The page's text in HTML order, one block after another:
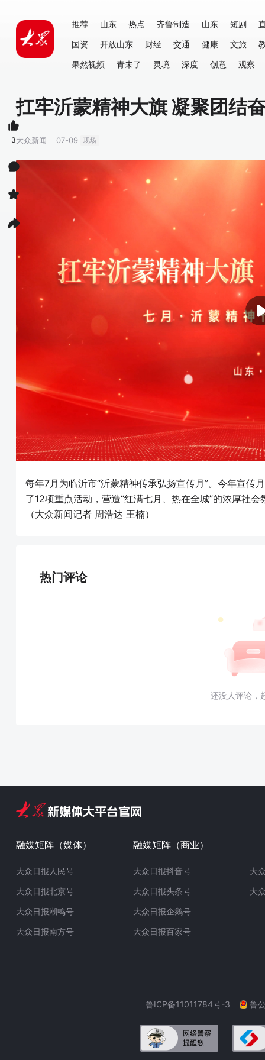
推荐 山东 热点 齐鲁制造 山东 短剧
国资
开放山东 财经 交通 健康 文旅
果然视频
青未了 灵境 深度 创意 观察
扛牢沂蒙精神大旗 凝聚团结
大众新闻 07-09 现场
每年7月为临沂市“沂蒙精神传承弘扬宣传月”。今年宣传
了12项重点活动，营造“红满七月、热在全城”的浓厚社会
（大众新闻记者 周浩达 王楠）
热门评论
还没人评论，
3
融媒矩阵（媒体）
大众日报人民号
大众日报北京号
大众日报潮鸣号
大众日报南方号
融媒矩阵（商业）
大众日报抖音号
大众日报头条号
大众日报企鹅号
大众日报百家号
大
大
鲁ICP备11011784号-3 鲁